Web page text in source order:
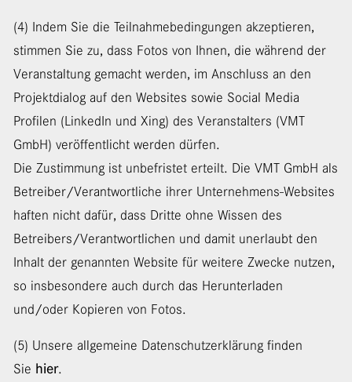
(4) Indem Sie die Teilnahmebedingungen akzeptieren,
stimmen Sie zu, dass Fotos von Ihnen, die während der
Veranstaltung gemacht werden, im Anschluss an den
Projektdialog auf den Websites sowie Social Media
Profilen (LinkedIn und Xing) des Veranstalters (VMT
GmbH) veröffentlicht werden dürfen.
Die Zustimmung ist unbefristet erteilt. Die VMT GmbH als
Betreiber/Verantwortliche ihrer Unternehmens-Websites
haften nicht dafür, dass Dritte ohne Wissen des
Betreibers/Verantwortlichen und damit unerlaubt den
Inhalt der genannten Website für weitere Zwecke nutzen,
so insbesondere auch durch das Herunterladen
und/oder Kopieren von Fotos.
(5) Unsere allgemeine Datenschutzerklärung finden
Sie hier.